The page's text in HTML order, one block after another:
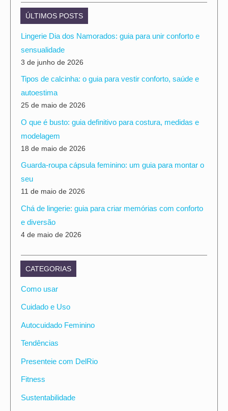
ÚLTIMOS POSTS
Lingerie Dia dos Namorados: guia para unir conforto e
sensualidade
3 de junho de 2026
Tipos de calcinha: o guia para vestir conforto, saúde e
autoestima
25 de maio de 2026
O que é busto: guia definitivo para costura, medidas e
modelagem
18 de maio de 2026
Guarda-roupa cápsula feminino: um guia para montar o
seu
11 de maio de 2026
Chá de lingerie: guia para criar memórias com conforto
e diversão
4 de maio de 2026
CATEGORIAS
Como usar
Cuidado e Uso
Autocuidado Feminino
Tendências
Presenteie com DelRio
Fitness
Sustentabilidade